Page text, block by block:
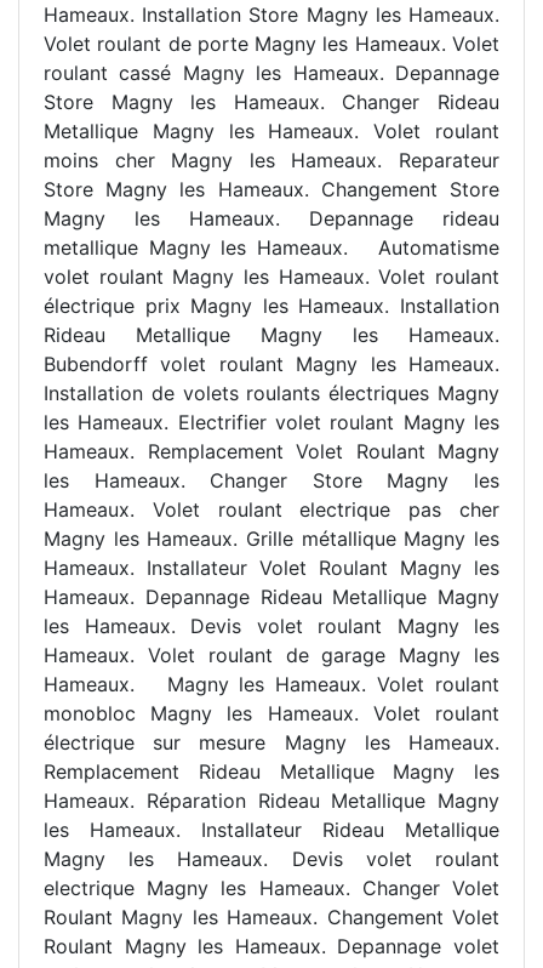
Hameaux. Installation Store Magny les Hameaux.
Volet roulant de porte Magny les Hameaux. Volet
roulant cassé Magny les Hameaux. Depannage
Store Magny les Hameaux. Changer Rideau
Metallique Magny les Hameaux. Volet roulant
moins cher Magny les Hameaux. Reparateur
Store Magny les Hameaux. Changement Store
Magny les Hameaux. Depannage rideau
metallique Magny les Hameaux. Automatisme
volet roulant Magny les Hameaux. Volet roulant
électrique prix Magny les Hameaux. Installation
Rideau Metallique Magny les Hameaux.
Bubendorff volet roulant Magny les Hameaux.
Installation de volets roulants électriques Magny
les Hameaux. Electrifier volet roulant Magny les
Hameaux. Remplacement Volet Roulant Magny
les Hameaux. Changer Store Magny les
Hameaux. Volet roulant electrique pas cher
Magny les Hameaux. Grille métallique Magny les
Hameaux. Installateur Volet Roulant Magny les
Hameaux. Depannage Rideau Metallique Magny
les Hameaux. Devis volet roulant Magny les
Hameaux. Volet roulant de garage Magny les
Hameaux.
Magny les Hameaux. Volet roulant
monobloc Magny les Hameaux. Volet roulant
électrique sur mesure Magny les Hameaux.
Remplacement Rideau Metallique Magny les
Hameaux. Réparation Rideau Metallique Magny
les Hameaux. Installateur Rideau Metallique
Magny les Hameaux. Devis volet roulant
electrique Magny les Hameaux. Changer Volet
Roulant Magny les Hameaux. Changement Volet
Roulant Magny les Hameaux. Depannage volet